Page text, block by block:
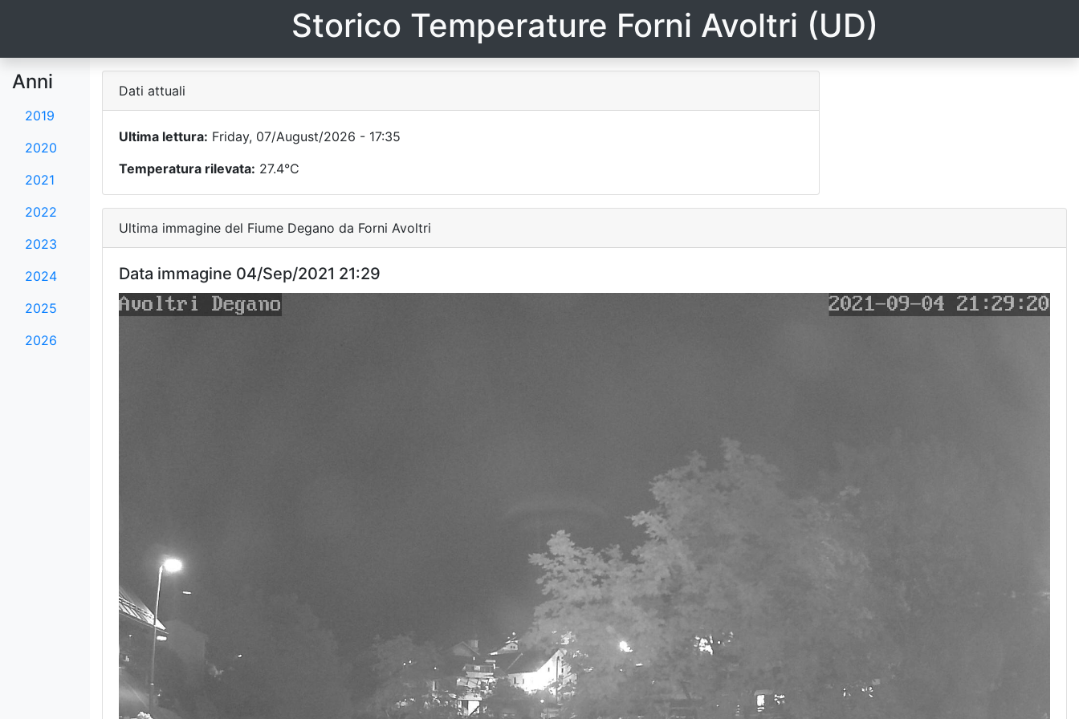
Storico Temperature Forni Avoltri (UD)
Anni
2019
2020
2021
2022
2023
2024
2025
2026
Dati attuali
Ultima lettura: Friday, 07/August/2026 - 17:35
Temperatura rilevata: 27.4°C
Ultima immagine del Fiume Degano da Forni Avoltri
Data immagine 04/Sep/2021 21:29